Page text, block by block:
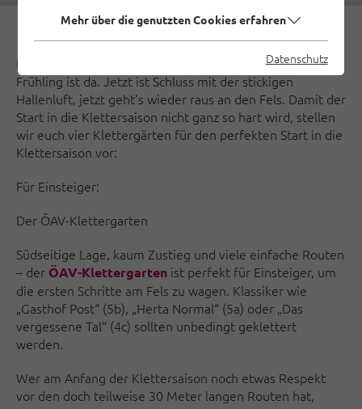
Die Tage werden länger, die Temperaturen steigen, der
Frühling ist da. Jetzt ist Schluss mit der stickigen
Hallenluft, jetzt geht’s wieder raus an den Fels. Damit der
Start in die Klettersaison nicht ganz so hart wird, stellen
wir euch vier Klettergärten für den perfekten Start in die
Klettersaison vor:
Für Einsteiger:
Der ÖAV-Klettergarten
Südseitige Lage, kaum Zustieg und viele einfache Routen
– der ÖAV-Klettergarten ist perfekt für Einsteiger, um
die ersten Schritte am Fels zu wagen. Klassiker wie
„Gasthof Post“ (5b), „Herta Normal“ (5a) oder „Das
vergessene Tal“ (4c) sollten unbedingt geklettert
werden.
Wer am Anfang der Klettersaison noch etwas Respekt
vor den doch teilweise 30 Meter langen Routen hat,
Mehr über die genutzten Cookies erfahren
Datenschutz